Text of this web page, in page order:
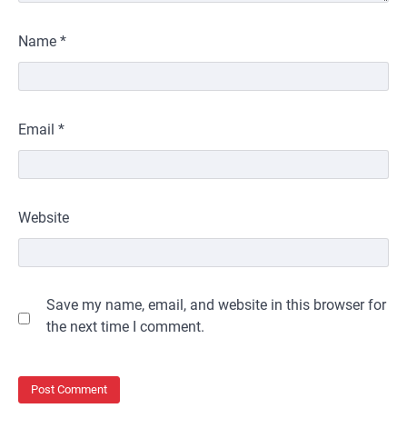
Name *
Email *
Website
Save my name, email, and website in this browser for
the next time I comment.